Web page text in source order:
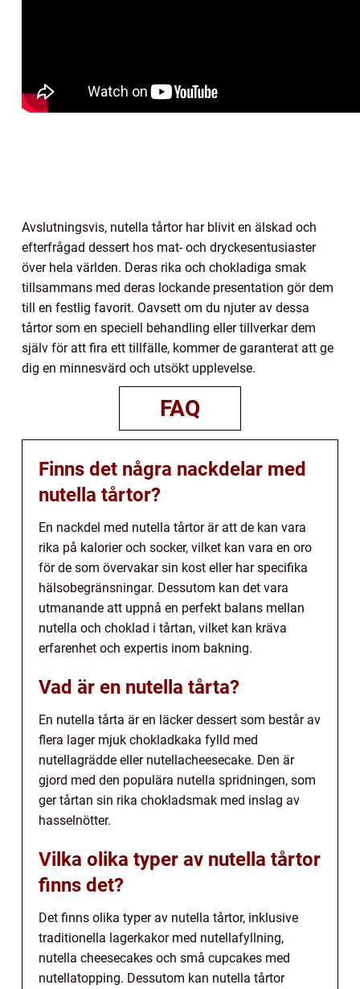
Avslutningsvis, nutella tårtor har blivit en älskad och
efterfrågad dessert hos mat- och dryckesentusiaster
över hela världen. Deras rika och chokladiga smak
tillsammans med deras lockande presentation gör dem
till en festlig favorit. Oavsett om du njuter av dessa
tårtor som en speciell behandling eller tillverkar dem
själv för att fira ett tillfälle, kommer de garanterat att ge
dig en minnesvärd och utsökt upplevelse.
FAQ
Finns det några nackdelar med
nutella tårtor?
En nackdel med nutella tårtor är att de kan vara
rika på kalorier och socker, vilket kan vara en oro
för de som övervakar sin kost eller har specifika
hälsobegränsningar. Dessutom kan det vara
utmanande att uppnå en perfekt balans mellan
nutella och choklad i tårtan, vilket kan kräva
erfarenhet och expertis inom bakning.
Vad är en nutella tårta?
En nutella tårta är en läcker dessert som består av
flera lager mjuk chokladkaka fylld med
nutellagrädde eller nutellacheesecake. Den är
gjord med den populära nutella spridningen, som
ger tårtan sin rika chokladsmak med inslag av
hasselnötter.
Vilka olika typer av nutella tårtor
finns det?
Det finns olika typer av nutella tårtor, inklusive
traditionella lagerkakor med nutellafyllning,
nutella cheesecakes och små cupcakes med
nutellatopping. Dessutom kan nutella tårtor